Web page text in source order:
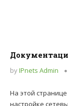
byIPnets Admin
На этой